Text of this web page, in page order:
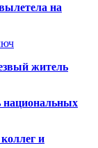
на
житель
национальных
и